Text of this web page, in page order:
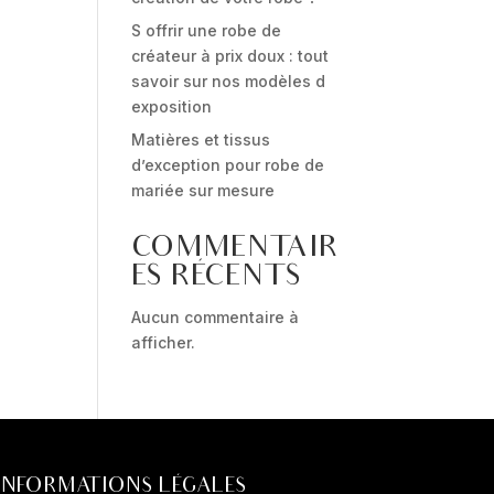
S offrir une robe de
créateur à prix doux : tout
savoir sur nos modèles d
exposition
Matières et tissus
d’exception pour robe de
mariée sur mesure
COMMENTAIR
ES RÉCENTS
Aucun commentaire à
afficher.
LÉGALES